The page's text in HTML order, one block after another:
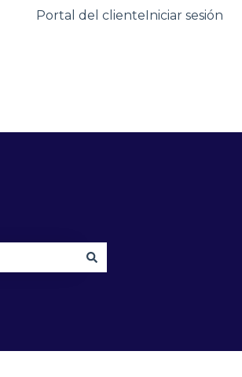
Portal del clienteIniciar sesión